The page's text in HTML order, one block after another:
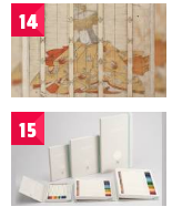
14
15